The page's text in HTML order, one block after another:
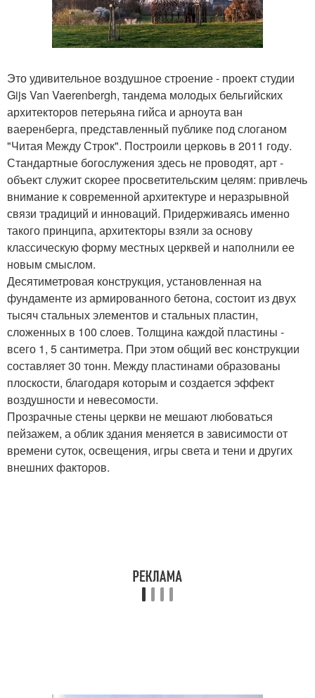
Это удивительное воздушное строение - проект студии
Gijs Van Vaerenbergh, тандема молодых бельгийских
архитекторов петерьяна гийса и арноута ван
ваеренберга, представленный публике под слоганом
"Читая Между Строк". Построили церковь в 2011 году.
Стандартные богослужения здесь не проводят, арт -
объект служит скорее просветительским целям: привлечь
внимание к современной архитектуре и неразрывной
связи традиций и инноваций. Придерживаясь именно
такого принципа, архитекторы взяли за основу
классическую форму местных церквей и наполнили ее
новым смыслом.
Десятиметровая конструкция, установленная на
фундаменте из армированного бетона, состоит из двух
тысяч стальных элементов и стальных пластин,
сложенных в 100 слоев. Толщина каждой пластины -
всего 1, 5 сантиметра. При этом общий вес конструкции
составляет 30 тонн. Между пластинами образованы
плоскости, благодаря которым и создается эффект
воздушности и невесомости.
Прозрачные стены церкви не мешают любоваться
пейзажем, а облик здания меняется в зависимости от
времени суток, освещения, игры света и тени и других
внешних факторов.